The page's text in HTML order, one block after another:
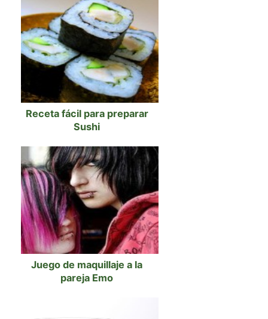
Receta fácil para preparar
Sushi
Juego de maquillaje a la
pareja Emo